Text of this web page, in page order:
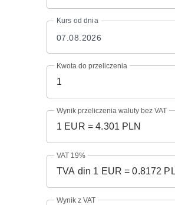
Kurs od dnia
Kwota do przeliczenia
Wynik przeliczenia waluty bez VAT
VAT 19%
Wynik z VAT